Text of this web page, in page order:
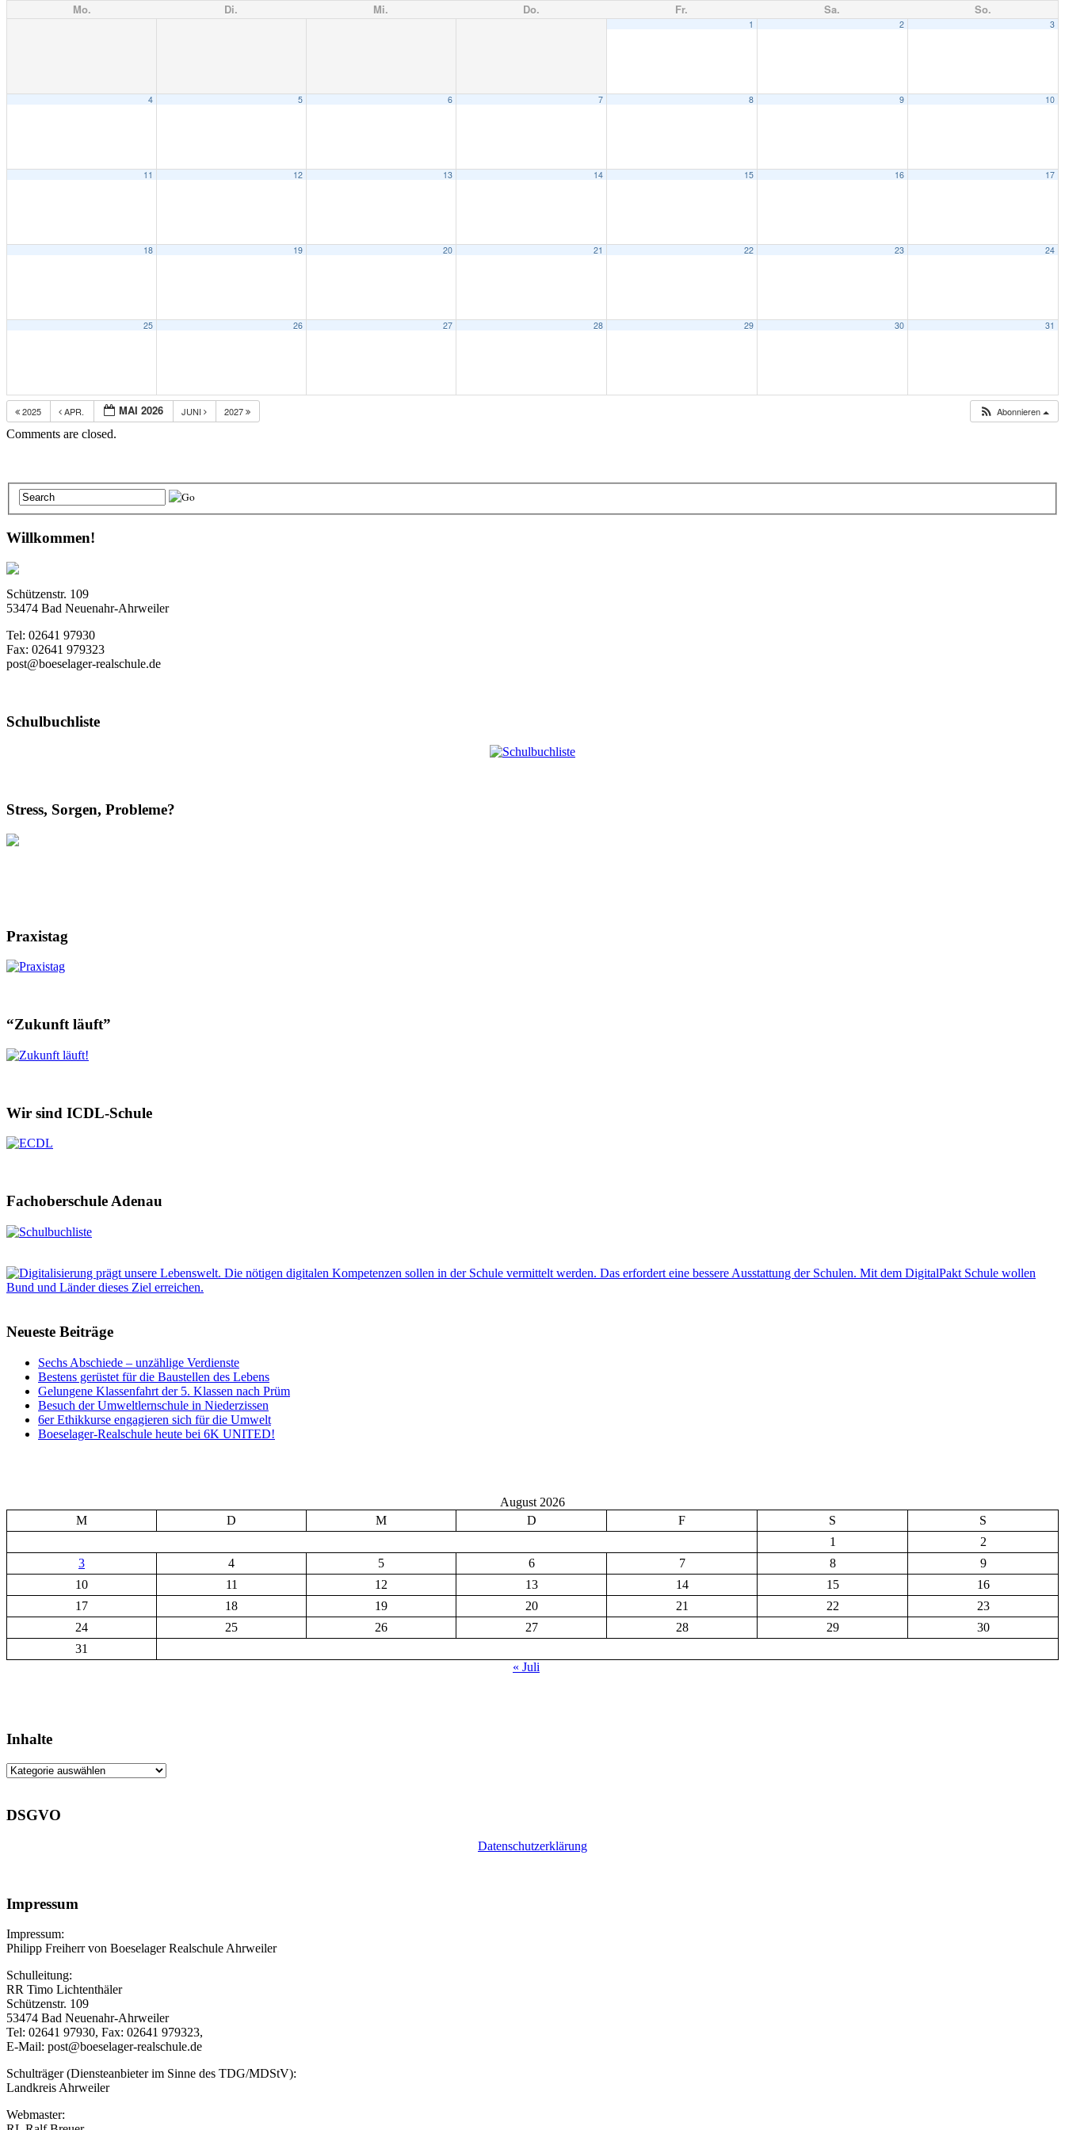
Mo. Di. Mi. Do. Fr. Sa. So.
1 2 3
4 5 6 7 8 9 10
11 12 13 14 15 16 17
18 19 20 21 22 23 24
25 26 27 28 29 30 31
2025 APR. MAI 2026 JUNI 2027 Abonnieren
Comments are closed.
Willkommen!
Schützenstr. 109
53474 Bad Neuenahr-Ahrweiler
Tel: 02641 97930
Fax: 02641 979323
post@boeselager-realschule.de
Schulbuchliste
Stress, Sorgen, Probleme?
Praxistag
“Zukunft läuft”
Wir sind ICDL-Schule
Fachoberschule Adenau
Neueste Beiträge
Sechs Abschiede – unzählige Verdienste
Bestens gerüstet für die Baustellen des Lebens
Gelungene Klassenfahrt der 5. Klassen nach Prüm
Besuch der Umweltlernschule in Niederzissen
6er Ethikkurse engagieren sich für die Umwelt
Boeselager-Realschule heute bei 6K UNITED!
August 2026
M
D M D F S
S
1
2
3
4 5 6 7 8
9
10
11 12 13 14 15
16
17
18 19 20 21 22
23
24
25 26 27 28 29
30
31
« Juli
Inhalte
Inhalte
DSGVO
Datenschutzerklärung
Impressum
Impressum:
Philipp Freiherr von Boeselager Realschule Ahrweiler
Schulleitung:
RR Timo Lichtenthäler
Schützenstr. 109
53474 Bad Neuenahr-Ahrweiler
Tel: 02641 97930, Fax: 02641 979323,
E-Mail: post@boeselager-realschule.de
Schulträger (Diensteanbieter im Sinne des TDG/MDStV):
Landkreis Ahrweiler
Webmaster: